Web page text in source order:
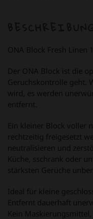
ONA Block Fresh Linen
Der ONA Block ist die
Geruchskontrolle geht.
wird, es werden
entfernt.
Ein kleiner Block voller
rechtzeitig freigesetzt
neutralisieren und
Küche, sschrank oder
stärksten Gerüche
Ideal für kleine
Entfernt dauerhaft
Kein